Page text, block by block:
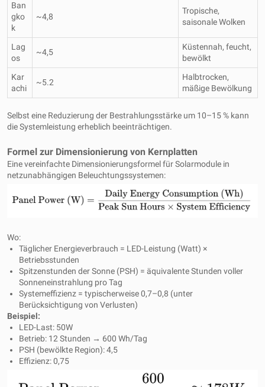
Ban
gko
k
~4,8
Tropische,
saisonale Wolken
Lag
os
~4,5
Küstennah, feucht,
bewölkt
Kar
achi
~5.2
Halbtrocken,
mäßige Bewölkung
Selbst eine Reduzierung der Bestrahlungsstärke um 10–15 % kann
die Systemleistung erheblich beeinträchtigen.
Formel zur Dimensionierung von Kernplatten
Eine vereinfachte Dimensionierungsformel für Solarmodule in
netzunabhängigen Beleuchtungssystemen:
Wo:
Täglicher Energieverbrauch = LED-Leistung (Watt) ×
Betriebsstunden
Spitzenstunden der Sonne (PSH) = äquivalente Stunden voller
Sonneneinstrahlung pro Tag
Systemeffizienz = typischerweise 0,7–0,8 (unter
Berücksichtigung von Verlusten)
Beispiel:
LED-Last: 50W
Betrieb: 12 Stunden → 600 Wh/Tag
PSH (bewölkte Region): 4,5
Effizienz: 0,75